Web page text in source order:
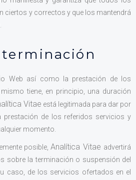
ciertos y correctos y que los mantendrá
Web así como la prestación de los
tiene, en principio, una duración
Vitae está legitimada para dar por
prestación de los referidos servicios y
momento.
posible,Analítica Vitae advertirá
sobre la terminación o suspensión del
caso, de los servicios ofertados en el